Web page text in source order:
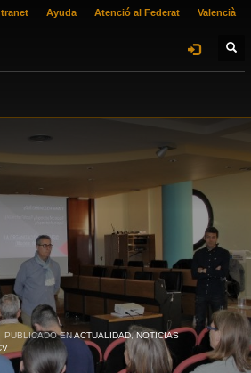
Ayuda Atenció al Federat Valencià
PUBLICADO ENACTUALIDAD,NOTICIAS